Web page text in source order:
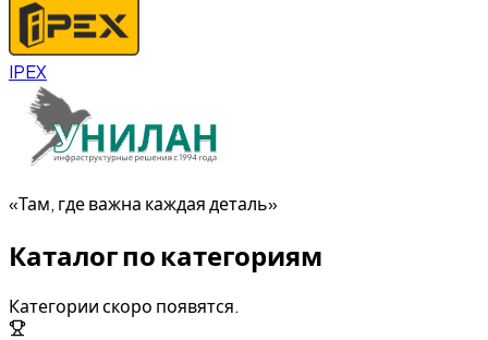
IPEX
«Там, где важна каждая деталь»
Каталог по категориям
Категории скоро появятся.